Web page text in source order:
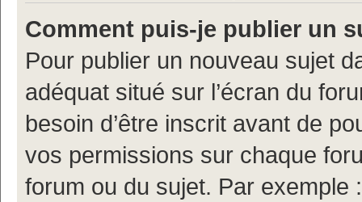
Comment puis-je publier un
Pour publier un nouveau sujet
adéquat situé sur l’écran du
besoin d’être inscrit avant de
vos permissions sur chaque
forum ou du sujet. Par